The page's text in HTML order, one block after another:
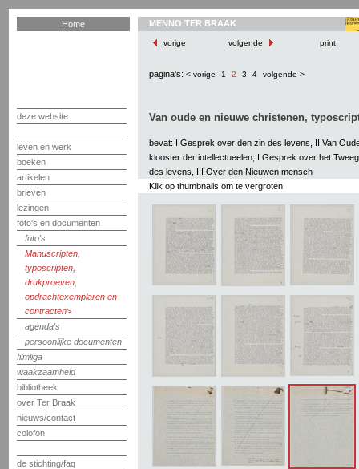
Home
deze website
leven en werk
boeken
artikelen
brieven
lezingen
foto's en documenten
foto's
Manuscripten,
typoscripten,
drukproeven,
opdrachtexemplaren en
contracten
agenda's
persoonlijke documenten
filmliga
waakzaamheid
bibliotheek
over Ter Braak
nieuws/contact
colofon
de stichting/faq
MENNO TER BRAAK
vorige volgende print
pagina's: < vorige 1 2 3 4 volgende >
Van oude en nieuwe christenen,
bevat: I Gesprek over den zin des levens, II Van
klooster der intellectueelen, I Gesprek over het
des levens, III Over den Nieuwen mensch
Klik op thumbnails om te vergroten